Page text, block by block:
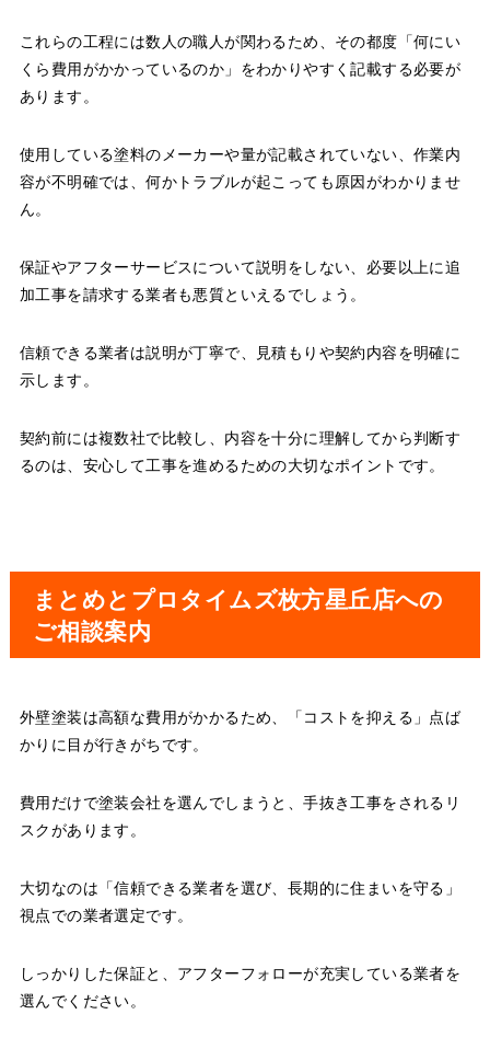
これらの工程には数人の職人が関わるため、その都度「何にい
くら費用がかかっているのか」をわかりやすく記載する必要が
あります。
使用している塗料のメーカーや量が記載されていない、作業内
容が不明確では、何かトラブルが起こっても原因がわかりませ
ん。
保証やアフターサービスについて説明をしない、必要以上に追
加工事を請求する業者も悪質といえるでしょう。
信頼できる業者は説明が丁寧で、見積もりや契約内容を明確に
示します。
契約前には複数社で比較し、内容を十分に理解してから判断す
るのは、安心して工事を進めるための大切なポイントです。
まとめとプロタイムズ枚方星丘店への
ご相談案内
外壁塗装は高額な費用がかかるため、「コストを抑える」点ば
かりに目が行きがちです。
費用だけで塗装会社を選んでしまうと、手抜き工事をされるリ
スクがあります。
大切なのは「信頼できる業者を選び、長期的に住まいを守る」
視点での業者選定です。
しっかりした保証と、アフターフォローが充実している業者を
選んでください。